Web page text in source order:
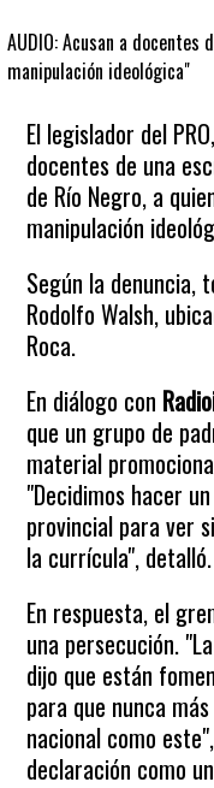
AUDIO: Acusan a
manipulación ideológica"
El legislador del
docentes de una
de Río Negro, a
manipulación
Según la denuncia,
Rodolfo Walsh,
Roca.
En diálogo con
que un grupo de
material
"Decidimos hacer
provincial para ver
la currícula", detalló.
En respuesta, el
una persecución.
dijo que están
para que nunca
nacional como
declaración como